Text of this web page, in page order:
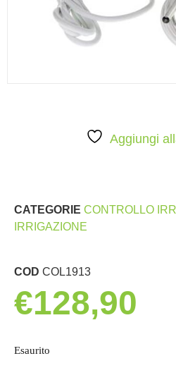
Aggiungi
CATEGORIE CONTROLLO
IRRIGAZIONE
COD COL1913
€128,90
Esaurito